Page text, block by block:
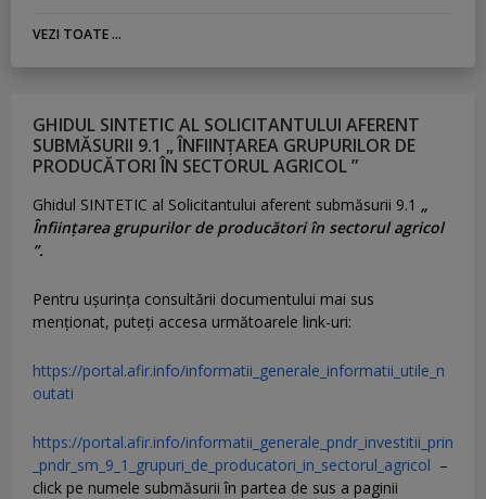
VEZI TOATE ...
GHIDUL SINTETIC AL SOLICITANTULUI AFERENT
SUBMĂSURII 9.1 „ ÎNFIINȚAREA GRUPURILOR DE
PRODUCĂTORI ÎN SECTORUL AGRICOL ”
Ghidul SINTETIC al Solicitantului aferent submăsurii 9.1 „
Înființarea grupurilor de producători în sectorul agricol
”.
Pentru uşurinţa consultării documentului mai sus
menţionat, puteţi accesa următoarele link-uri:
https://portal.afir.info/informatii_generale_informatii_utile_n
outati
https://portal.afir.info/informatii_generale_pndr_investitii_prin
_pndr_sm_9_1_grupuri_de_producatori_in_sectorul_agricol –
click pe numele submăsurii în partea de sus a paginii